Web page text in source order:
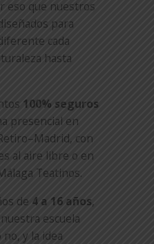
eso que nuestros
para
cada
hasta
100% seguros
presencial en
con
al aire libre o en
Teatinos.
de 4 a 16 años,
escuela
y la idea